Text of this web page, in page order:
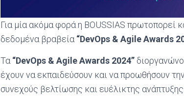
Για μία ακόμα φορά η BOUSSIAS πρωτοπορεί
δεδομένα βραβεία“DevOps & AgileAwards
Τα“DevOps & AgileAwards 2024”
έχουν να εκπαιδεύσουν και να προωθήσουν
συνεχούς βελτίωσης και ευέλικτης